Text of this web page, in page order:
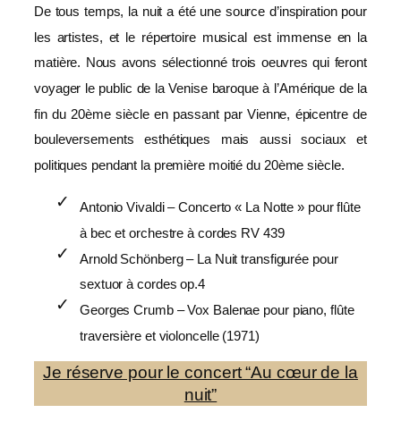
De tous temps, la nuit a été une source d’inspiration pour
les artistes, et le répertoire musical est immense en la
matière. Nous avons sélectionné trois oeuvres qui feront
voyager le public de la Venise baroque à l’Amérique de la
fin du 20ème siècle en passant par Vienne, épicentre de
bouleversements esthétiques mais aussi sociaux et
politiques pendant la première moitié du 20ème siècle.
Antonio Vivaldi – Concerto « La Notte » pour flûte
à bec et orchestre à cordes RV 439
Arnold Schönberg – La Nuit transfigurée pour
sextuor à cordes op.4
Georges Crumb – Vox Balenae pour piano, flûte
traversière et violoncelle (1971)
Je réserve pour le concert “Au cœur de la
nuit”